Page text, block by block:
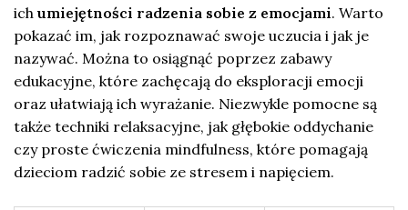
ich umiejętności radzenia sobie z emocjami. Warto
pokazać im, jak rozpoznawać swoje uczucia i jak je
nazywać. Można to osiągnąć poprzez zabawy
edukacyjne, które zachęcają do eksploracji emocji
oraz ułatwiają ich wyrażanie. Niezwykle pomocne są
także techniki relaksacyjne, jak głębokie oddychanie
czy proste ćwiczenia mindfulness, które pomagają
dzieciom radzić sobie ze stresem i napięciem.